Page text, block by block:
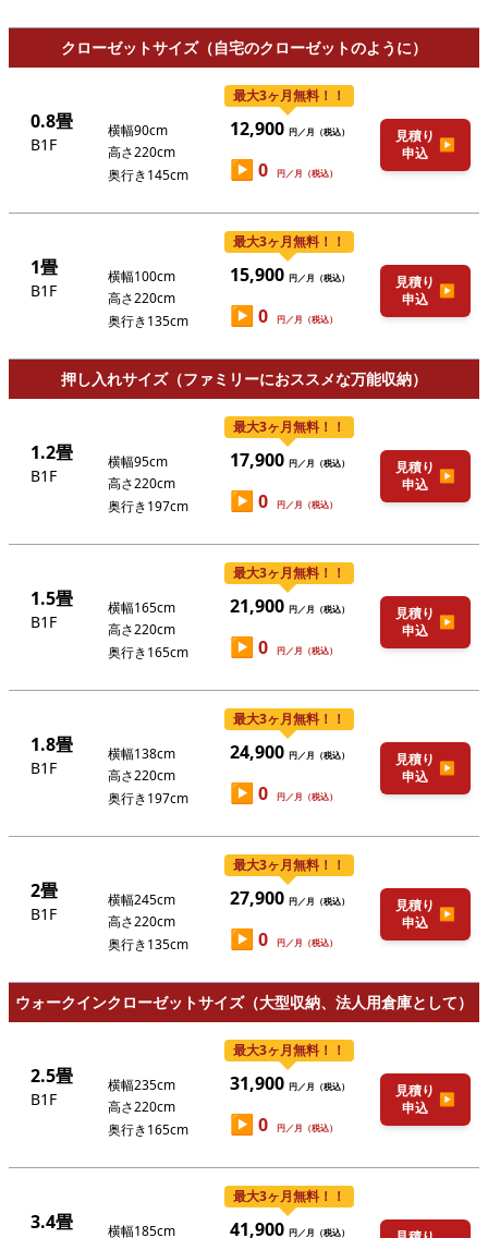
クローゼットサイズ（自宅のクローゼットのように）
0.8畳
B1F
横幅90cm
高さ220cm
奥行き145cm
最大3ヶ月無料！！
12,900 円／月（税込）
▶ 0 円／月（税込）
見積り
申込
▶
1畳
B1F
横幅100cm
高さ220cm
奥行き135cm
最大3ヶ月無料！！
15,900 円／月（税込）
▶ 0 円／月（税込）
見積り
申込
▶
押し入れサイズ（ファミリーにおススメな万能収納）
1.2畳
B1F
横幅95cm
高さ220cm
奥行き197cm
最大3ヶ月無料！！
17,900 円／月（税込）
▶ 0 円／月（税込）
見積り
申込
▶
1.5畳
B1F
横幅165cm
高さ220cm
奥行き165cm
最大3ヶ月無料！！
21,900 円／月（税込）
▶ 0 円／月（税込）
見積り
申込
▶
1.8畳
B1F
横幅138cm
高さ220cm
奥行き197cm
最大3ヶ月無料！！
24,900 円／月（税込）
▶ 0 円／月（税込）
見積り
申込
▶
2畳
B1F
横幅245cm
高さ220cm
奥行き135cm
最大3ヶ月無料！！
27,900 円／月（税込）
▶ 0 円／月（税込）
見積り
申込
▶
ウォークインクローゼットサイズ（大型収納、法人用倉庫として）
2.5畳
B1F
横幅235cm
高さ220cm
奥行き165cm
最大3ヶ月無料！！
31,900 円／月（税込）
▶ 0 円／月（税込）
見積り
申込
▶
3.4畳 横幅185cm
最大3ヶ月無料！！
41,900 円／月（税込）